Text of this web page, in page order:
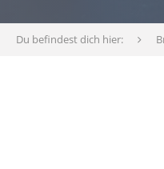
Du befindest dich hier: